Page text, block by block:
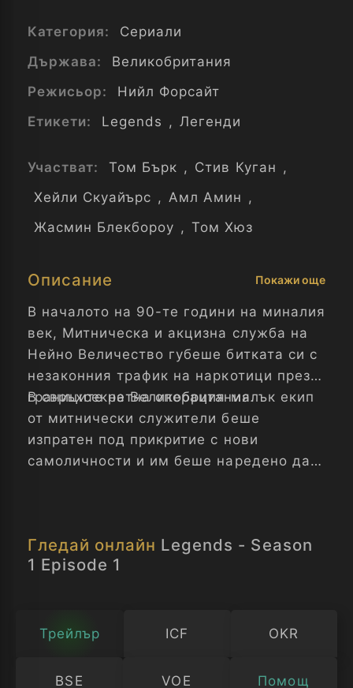
Категория:
Сериали
Държава:
Великобритания
Режисьор:
Нийл Форсайт
Етикети:
Legends , Легенди
Участват: Том Бърк , Стив Куган ,
Хейли Скуайърс , Амл Амин ,
Жасмин Блекбороу , Том Хюз
Описание Покажи още
В началото на 90-те години на миналия
век, Митническа и акцизна служба на
Нейно Величество губеше битката си с
незаконния трафик на наркотици през
границите на Великобритания.
В свръхсекретна операция малък екип
от митнически служители беше
изпратен под прикритие с нови
самоличности и им беше наредено да
Гледай онлайн Legends - Season
1 Episode 1
Трейлър ICF OKR
BSE VOE Помощ